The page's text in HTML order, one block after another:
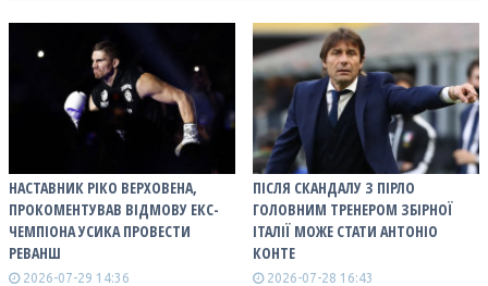
НАСТАВНИК РІКО ВЕРХОВЕНА,
ПРОКОМЕНТУВАВ ВІДМОВУ ЕКС-
ЧЕМПІОНА УСИКА ПРОВЕСТИ
РЕВАНШ
2026-07-29 14:36
ПІСЛЯ СКАНДАЛУ З ПІРЛО
ГОЛОВНИМ ТРЕНЕРОМ ЗБІРНОЇ
ІТАЛІЇ МОЖЕ СТАТИ АНТОНІО
КОНТЕ
2026-07-28 16:43